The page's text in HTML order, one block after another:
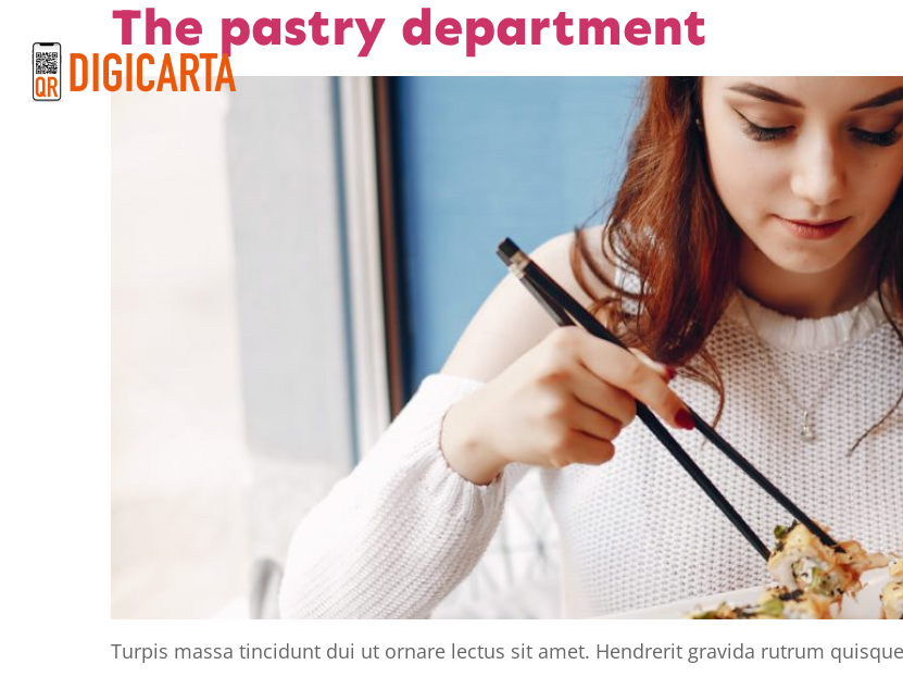
The pastry department
Turpis massa tincidunt dui ut ornare lectus sit amet. Hendrerit gravida rutrum